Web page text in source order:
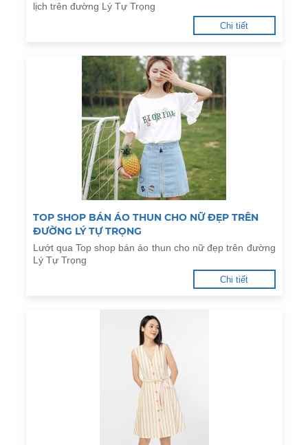
lịch trên đường Lý Tự Trọng
Chi tiết
TOP SHOP BÁN ÁO THUN CHO NỮ ĐẸP TRÊN
ĐƯỜNG LÝ TỰ TRỌNG
Lướt qua Top shop bán áo thun cho nữ đẹp trên đường
Lý Tự Trọng
Chi tiết